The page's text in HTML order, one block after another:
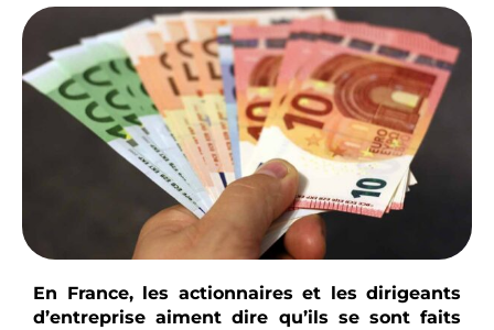
En France, les actionnaires et les dirigeants
d’entreprise aiment dire qu’ils se sont faits